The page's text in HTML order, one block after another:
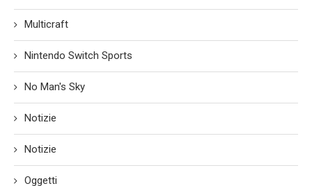
Multicraft
Nintendo Switch Sports
No Man's Sky
Notizie
Notizie
Oggetti